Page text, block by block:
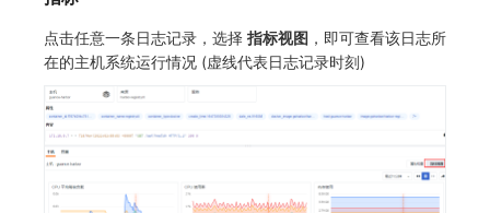
点击任意一条日志记录，选择 指标视图 ，即可查看该日志所
在的主机系统运行情况 (虚线代表日志记录时刻)